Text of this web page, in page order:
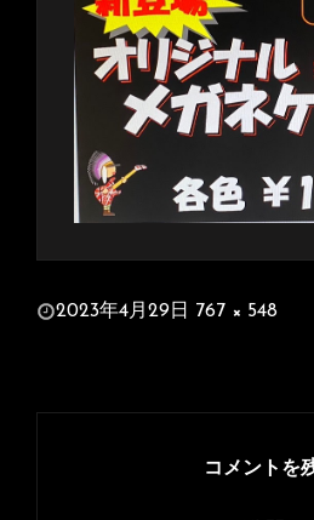
投2023年4月29日
767 × 548
コメントを